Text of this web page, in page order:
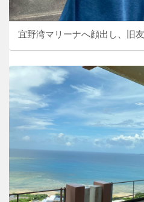
宜野湾マリーナへ顔出し、旧